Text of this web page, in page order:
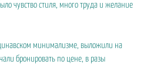
чувство стиля, много труда и желание
минимализме, выложили на
бронировать по цене, в разы